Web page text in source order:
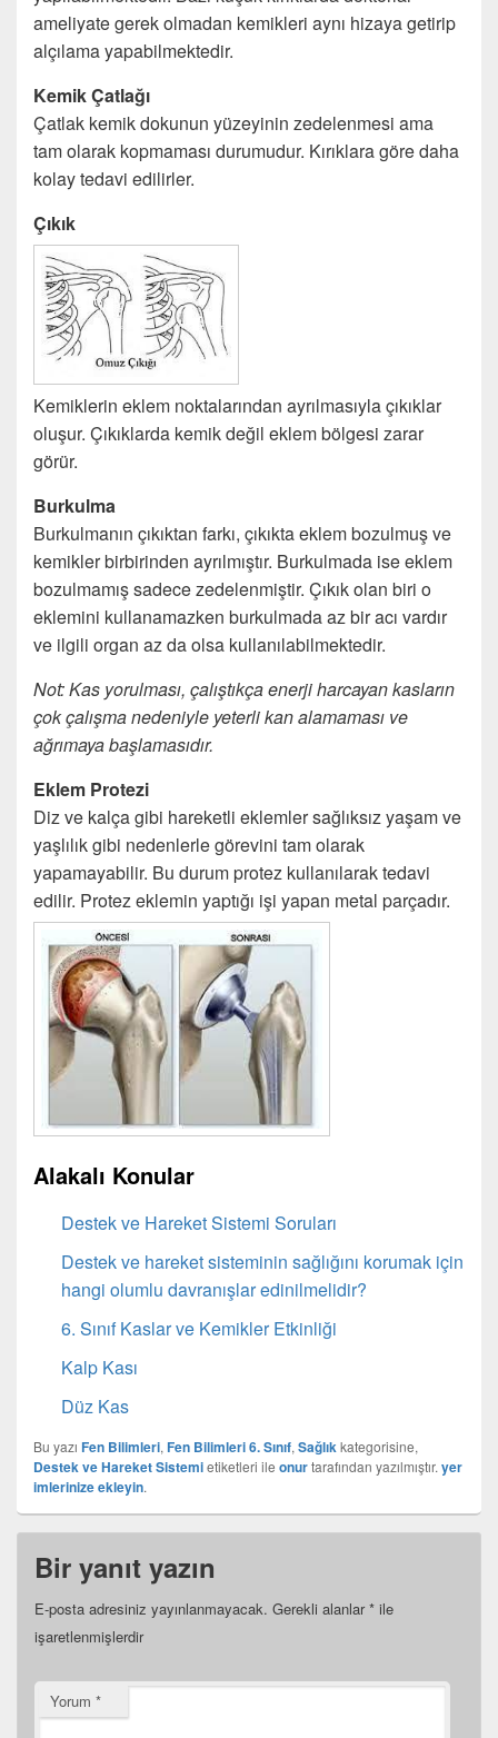
ameliyate gerek olmadan kemikleri aynı hizaya getirip
alçılama yapabilmektedir.
Kemik Çatlağı
Çatlak kemik dokunun yüzeyinin zedelenmesi ama
tam olarak kopmaması durumudur. Kırıklara göre daha
kolay tedavi edilirler.
Çıkık
Kemiklerin eklem noktalarından ayrılmasıyla çıkıklar
oluşur. Çıkıklarda kemik değil eklem bölgesi zarar
görür.
Burkulma
Burkulmanın çıkıktan farkı, çıkıkta eklem bozulmuş ve
kemikler birbirinden ayrılmıştır. Burkulmada ise eklem
bozulmamış sadece zedelenmiştir. Çıkık olan biri o
eklemini kullanamazken burkulmada az bir acı vardır
ve ilgili organ az da olsa kullanılabilmektedir.
Not: Kas yorulması, çalıştıkça enerji harcayan kasların
çok çalışma nedeniyle yeterli kan alamaması ve
ağrımaya başlamasıdır.
Eklem Protezi
Diz ve kalça gibi hareketli eklemler sağlıksız yaşam ve
yaşlılık gibi nedenlerle görevini tam olarak
yapamayabilir. Bu durum protez kullanılarak tedavi
edilir. Protez eklemin yaptığı işi yapan metal parçadır.
Alakalı Konular
Destek ve Hareket Sistemi Soruları
Destek ve hareket sisteminin sağlığını korumak için
hangi olumlu davranışlar edinilmelidir?
6. Sınıf Kaslar ve Kemikler Etkinliği
Kalp Kası
Düz Kas
Bu yazı Fen Bilimleri, Fen Bilimleri 6. Sınıf, Sağlıkkategorisine,
Destek ve Hareket Sistemietiketleri ile onurtarafından yazılmıştır. yer
imlerinize ekleyin.
Bir yanıt yazın
E-posta adresiniz yayınlanmayacak. Gerekli alanlar* ile
işaretlenmişlerdir
Yorum *